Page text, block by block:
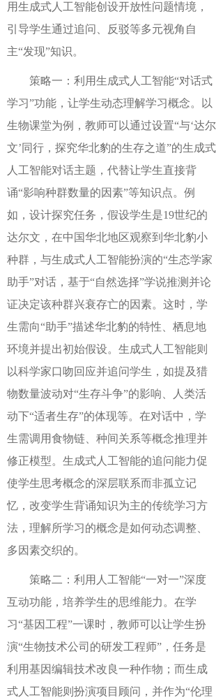
用生成式人工智能创设开放性问题情境，
引导学生通过追问、反驳等多元视角自
主“发现”知识。
策略一：利用生成式人工智能“对话式
学习”功能，让学生动态理解学习概念。以
生物课堂为例，教师可以通过设置“与‘达尔
文’同行，探究华北豹的生存之道”的生成式
人工智能对话主题，代替让学生直接背
诵“影响种群数量的因素”等知识点。例
如，设计探究任务，假设学生是19世纪的
达尔文，在中国华北地区观察到华北豹小
种群，与生成式人工智能扮演的“生态学家
助手”对话，基于“自然选择”学说推测并论
证决定该种群兴衰存亡的因素。这时，学
生需向“助手”描述华北豹的特性、栖息地
环境并提出初始假设。生成式人工智能则
以科学家口吻回应并追问学生，如提及猎
物数量波动对“生存斗争”的影响、人类活
动下“适者生存”的体现等。在对话中，学
生需调用食物链、种间关系等概念推理并
修正模型。生成式人工智能的追问能力促
使学生思考概念的深层联系而非孤立记
忆，改变学生背诵知识为主的传统学习方
法，理解所学习的概念是如何动态调整、
多因素交织的。
策略二：利用人工智能“一对一”深度
互动功能，培养学生的思维能力。在学
习“基因工程”一课时，教师可以让学生扮
演“生物技术公司的研发工程师”，任务是
利用基因编辑技术改良一种作物；而生成
式人工智能则扮演项目顾问，并作为“伦理